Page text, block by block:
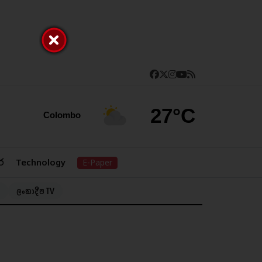
Colombo 27°C
Technology E-Paper
ලංකාදීප TV